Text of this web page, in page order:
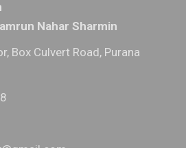
Nahar Sharmin
Box Culvert Road, Purana